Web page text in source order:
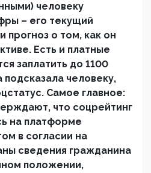
человеку
– его текущий
прогноз о том, как он
Есть и платные
заплатить до 1100
человеку,
Самое главное:
что соцрейтинг
на платформе
в согласии на
сведения гражданина
положении,